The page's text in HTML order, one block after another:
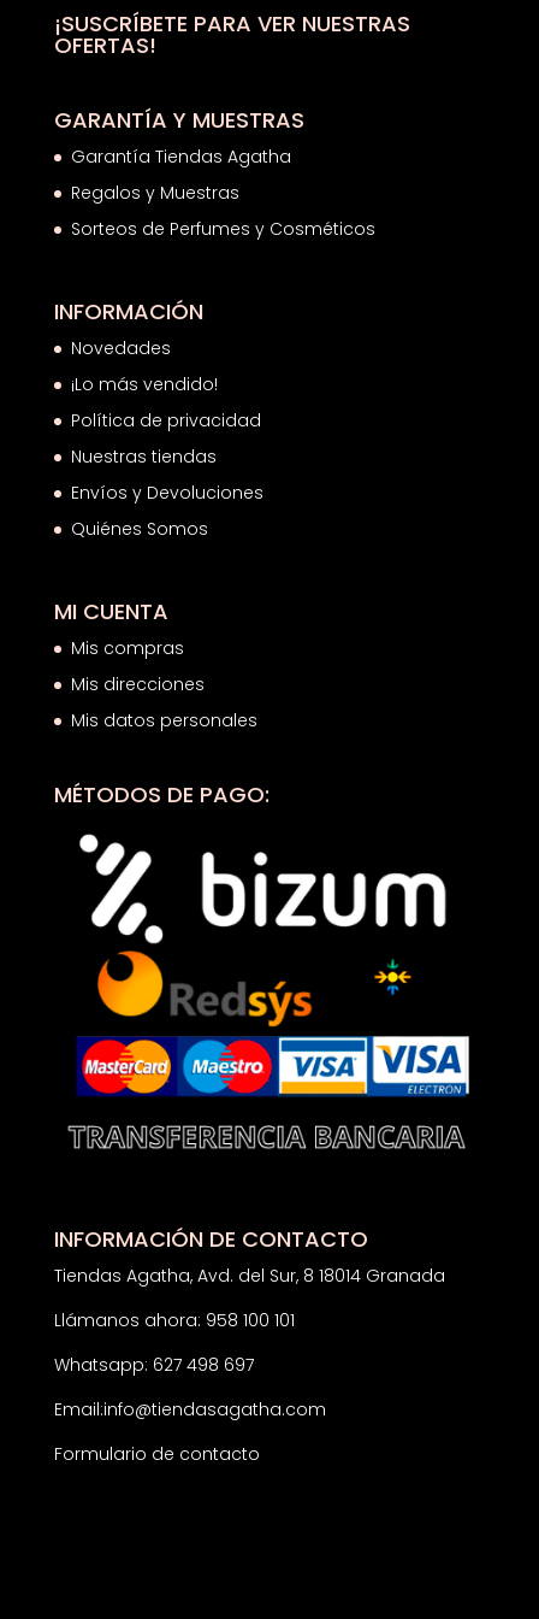
¡SUSCRÍBETE PARA VER NUESTRAS
OFERTAS!
GARANTÍA Y MUESTRAS
Garantía Tiendas Agatha
Regalos y Muestras
Sorteos de Perfumes y Cosméticos
INFORMACIÓN
Novedades
¡Lo más vendido!
Política de privacidad
Nuestras tiendas
Envíos y Devoluciones
Quiénes Somos
MI CUENTA
Mis compras
Mis direcciones
Mis datos personales
MÉTODOS DE PAGO:
INFORMACIÓN DE CONTACTO
Tiendas Agatha, Avd. del Sur, 8 18014 Granada
Llámanos ahora: 958 100 101
Whatsapp: 627 498 697
Email:info@tiendasagatha.com
Formulario de contacto